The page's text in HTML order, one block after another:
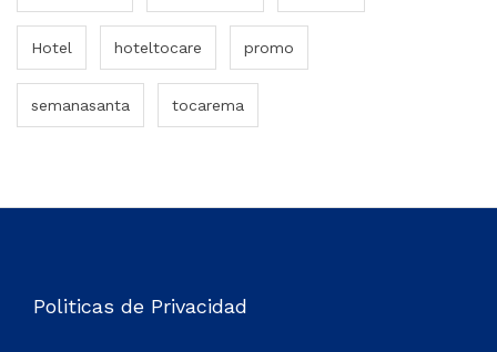
Hotel hoteltocare promo
semanasanta tocarema
Politicas de Privacidad